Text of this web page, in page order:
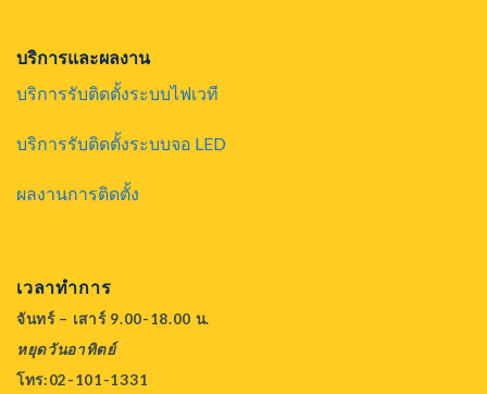
บริการและผลงาน
บริการรับติดตั้งระบบไฟเวที
บริการรับติดตั้งระบบจอ LED
ผลงานการติดตั้ง
เวลาทำการ
จันทร์ – เสาร์ 9.00-18.00 น.
หยุดวันอาทิตย์
โทร:02-101-1331